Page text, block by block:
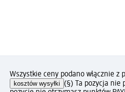
Wszystkie ceny podano włącznie z
kosztów wysyłki (§) Ta pozycja nie